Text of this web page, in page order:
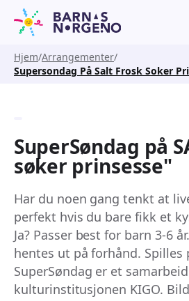
Hjem Arrangementer
Supersondag På Salt Frosk Soker
SuperSøndag på
søker prinsesse"
Har du noen gang tenkt at
perfekt hvis du bare fikk et
Ja? Passer best for barn 3-6
hentes ut på forhånd. Spilles
SuperSøndag er et
kulturinstitusjonen KIGO.